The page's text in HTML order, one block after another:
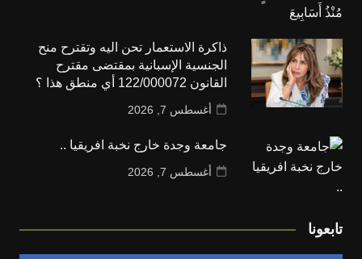
ذاكرة الاستعمار تحن اليه وتقترح منح
الجنسية الإسبانية بمقتضى مقترح
القانون 122/000072 أي منطق هذا ؟
أغسطس 7, 2026
جامعة وجدة خارج نخبة افريقيا ..
أغسطس 7, 2026
تابعونا